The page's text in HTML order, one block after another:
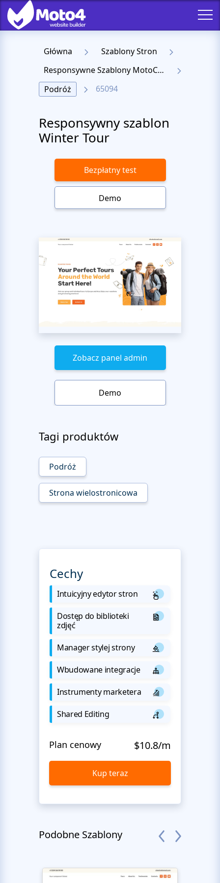
Główna
Szablony Stron
Responsywne Szablony MotoCMS 3
Podróż
65094
Responsywny szablon
Winter Tour
Bezpłatny test
Demo
Zobacz panel admin
Demo
Tagi produktów
Podróż
Strona wielostronicowa
Cechy
Intuicyjny edytor stron
Dostęp do biblioteki
zdjęć
Manager stylej strony
Wbudowane integracje
Instrumenty marketera
Shared Editing
Plan cenowy $10.8/m
Kup teraz
Podobne Szablony